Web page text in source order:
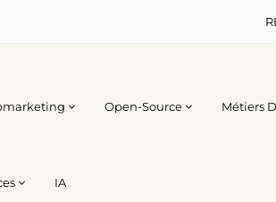
Open-Source Métiers
IA